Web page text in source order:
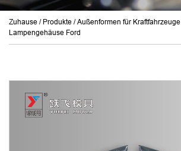
Zuhause / Produkte /Außenformen für Kraftfahrzeuge
Lampengehäuse Ford